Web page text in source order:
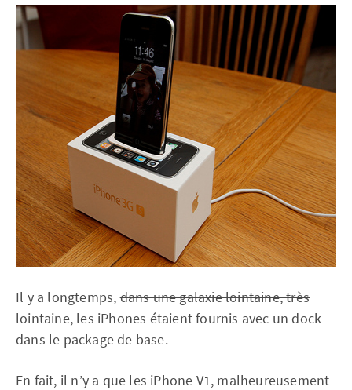
Il y a longtemps,dans une galaxie lointaine, très
lointaine, les iPhones étaient fournis avec un dock
dans le package de base.
En fait, il n’y a que les iPhone V1, malheureusement